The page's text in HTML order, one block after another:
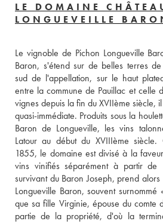
LE DOMAINE
LONGUEVEILLE
Le vignoble de Pichon Longueville
Baron, s'étend sur de belles terres
sud de l'appellation, sur le haut
entre la commune de Pauillac et celle
vignes depuis la fin du XVIIème siècle,
quasi-immédiate. Produits sous la
Baron de Longueville, les vins
Latour au début du XVIIIème
1855, le domaine est divisé à la
vins vinifiés séparément à partir
survivant du Baron Joseph, prend
Longueville Baron, souvent surnommé
que sa fille Virginie, épouse du comte
partie de la propriété, d'où la